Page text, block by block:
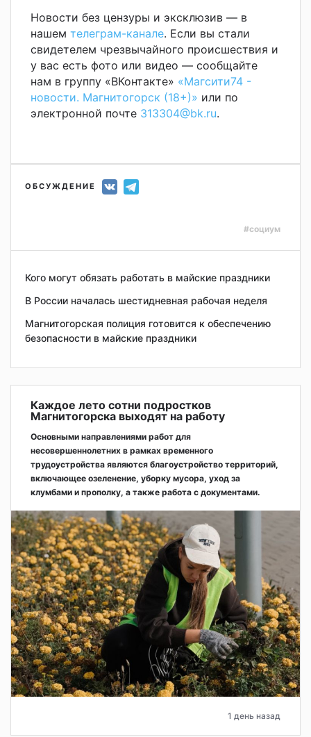
Новости без цензуры и эксклюзив — в
нашем телеграм-канале. Если вы стали
свидетелем чрезвычайного происшествия и
у вас есть фото или видео — сообщайте
нам в группу «ВКонтакте» «Магсити74 -
новости. Магнитогорск (18+)» или по
электронной почте 313304@bk.ru.
ОБСУЖДЕНИЕ
#социум
Кого могут обязать работать в майские праздники
В России началась шестидневная рабочая неделя
Магнитогорская полиция готовится к обеспечению
безопасности в майские праздники
Каждое лето сотни подростков
Магнитогорска выходят на работу
Основными направлениями работ для
несовершеннолетних в рамках временного
трудоустройства являются благоустройство территорий,
включающее озеленение, уборку мусора, уход за
клумбами и прополку, а также работа с документами.
1 день назад